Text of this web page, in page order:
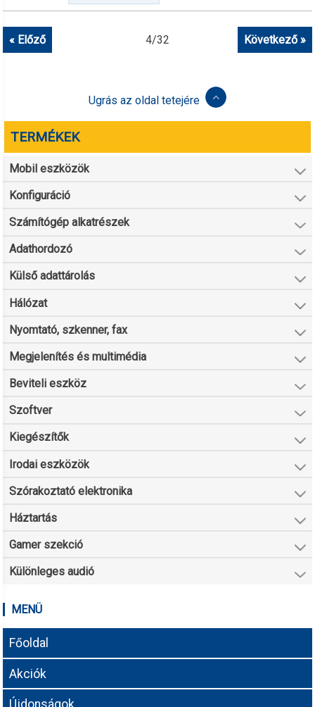
4/32
« Előző Következő »
Ugrás az oldal tetejére
TERMÉKEK
Mobil eszközök
Konfiguráció
Számítógép alkatrészek
Adathordozó
Külső adattárolás
Hálózat
Nyomtató, szkenner, fax
Megjelenítés és multimédia
Beviteli eszköz
Szoftver
Kiegészítők
Irodai eszközök
Szórakoztató elektronika
Háztartás
Gamer szekció
Különleges audió
MENÜ
Főoldal
Akciók